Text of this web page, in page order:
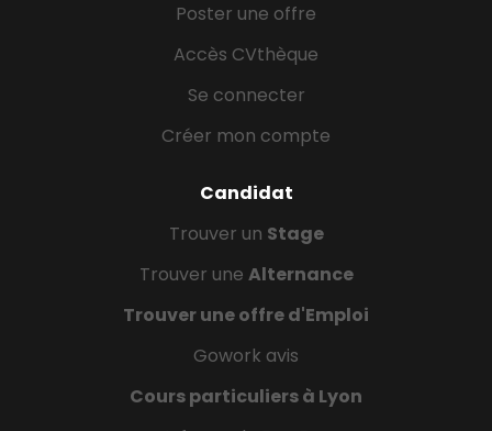
Poster une offre
Accès CVthèque
Se connecter
Créer mon compte
Candidat
Trouver un Stage
Trouver une Alternance
Trouver une offre d'Emploi
Gowork avis
Cours particuliers à Lyon